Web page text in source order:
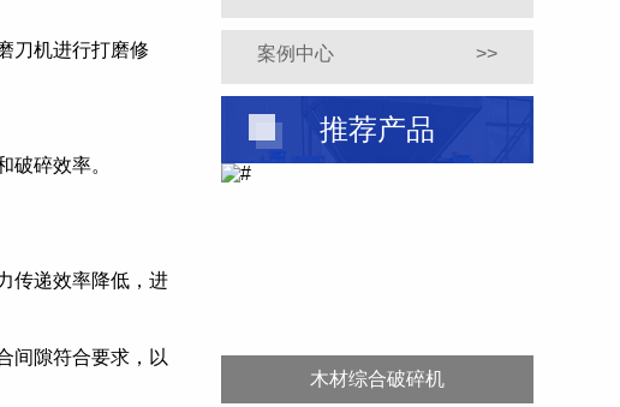
案例中心 >>
推荐产品
木材综合破碎机
刀机进行打磨修
碎效率。
传递效率降低，进
间隙符合要求，以